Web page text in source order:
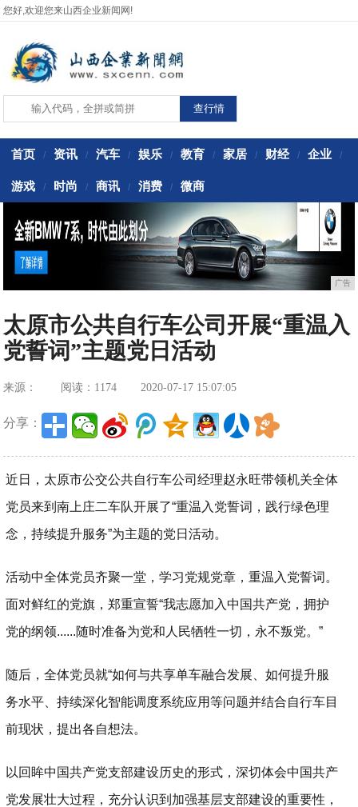
您好,欢迎您来山西企业新闻网!
首页 / 资讯 / 汽车 / 娱乐 / 教育 / 家居 / 财经 / 企业 /
游戏 / 时尚 / 商讯 / 消费 / 微商
广告
太原市公共自行车公司开展“重温入
党誓词”主题党日活动
来源： 阅读：1174 2020-07-17 15:07:05
分享：
近日，太原市公交公共自行车公司经理赵永旺带领机关全体
党员来到南上庄二车队开展了“重温入党誓词，践行绿色理
念，持续提升服务”为主题的党日活动。
活动中全体党员齐聚一堂，学习党规党章，重温入党誓词。
面对鲜红的党旗，郑重宣誓“我志愿加入中国共产党，拥护
党的纲领......随时准备为党和人民牺牲一切，永不叛党。”
随后，全体党员就“如何与共享单车融合发展、如何提升服
务水平、持续深化智能调度系统应用等问题并结合自行车目
前现状，提出各自想法。
以回眸中国共产党支部建设历史的形式，深切体会中国共产
党发展壮大过程，充分认识到加强基层支部建设的重要性，